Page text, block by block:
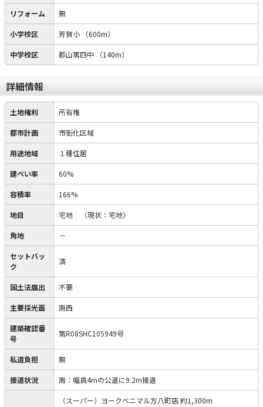
リフォーム 無
小学校区 芳賀小 （600m）
中学校区 郡山第四中 （140m）
詳細情報
土地権利 所有権
都市計画 市街化区域
用途地域 １種住居
建ぺい率 60%
容積率 166%
地目 宅地 （現状：宅地）
角地 －
セットバッ
ク
済
国土法届出 不要
主要採光面 南西
建築確認番
号
第R08SHC105949号
私道負担 無
接道状況 南：幅員4mの公道に9.2m接道
（スーパー）ヨークベニマル方八町店 約1,300m